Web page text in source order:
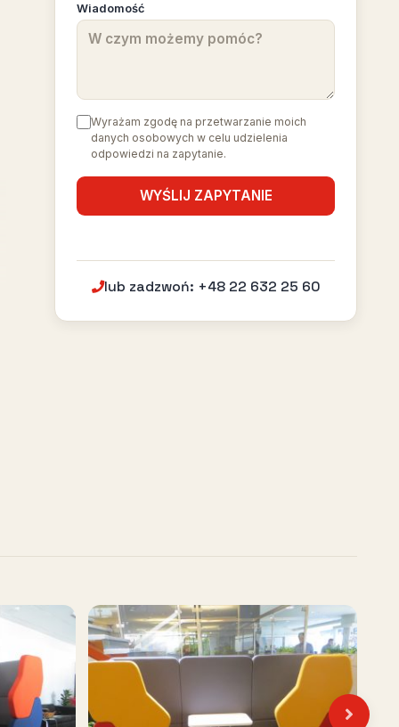
Wiadomość
Wyrażam zgodę na przetwarzanie moich
danych osobowych w celu udzielenia
odpowiedzi na zapytanie.
lub zadzwoń: +48 22 632 25 60